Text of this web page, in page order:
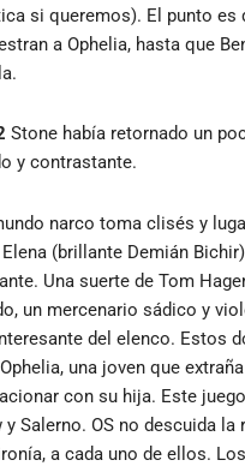
si queremos). El punto es
a Ophelia, hasta que
Stone había retornado un
y contrastante.
narco toma clisés y
(brillante Demián
Una suerte de Tom
un mercenario sádico y
del elenco. Estos
una joven que
con su hija. Este
Salerno. OS no descuida
a cada uno de ellos.